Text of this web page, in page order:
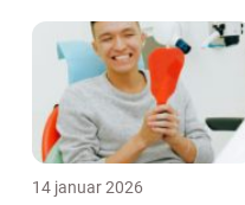
14 januar 2026